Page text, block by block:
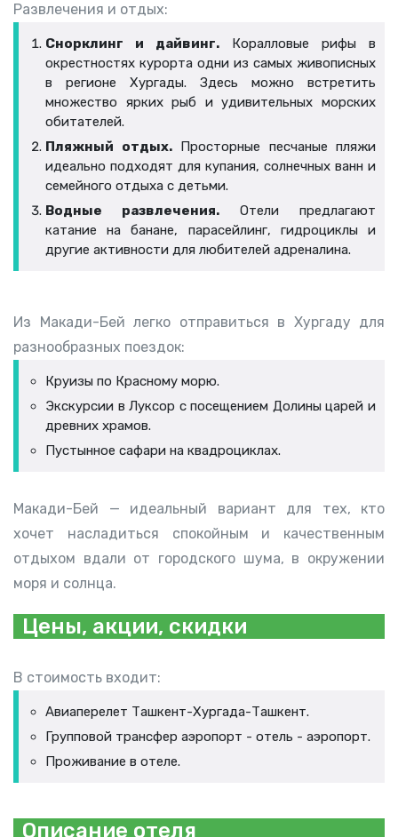
Развлечения и отдых:
Снорклинг и дайвинг. Коралловые рифы в
окрестностях курорта одни из самых живописных
в регионе Хургады. Здесь можно встретить
множество ярких рыб и удивительных морских
обитателей.
Пляжный отдых.Просторные песчаные пляжи
идеально подходят для купания, солнечных ванн и
семейного отдыха с детьми.
Водные развлечения. Отели предлагают
катание на банане, парасейлинг, гидроциклы и
другие активности для любителей адреналина.
Из Макади-Бей легко отправиться в Хургаду для
разнообразных поездок:
Круизы по Красному морю.
Экскурсии в Луксор с посещением Долины царей и
древних храмов.
Пустынное сафари на квадроциклах.
Макади-Бей — идеальный вариант для тех, кто
хочет насладиться спокойным и качественным
отдыхом вдали от городского шума, в окружении
моря и солнца.
Цены, акции, скидки
В стоимость входит:
Авиаперелет Ташкент-Хургада-Ташкент.
Групповой трансфер аэропорт - отель - аэропорт.
Проживание в отеле.
Описание отеля